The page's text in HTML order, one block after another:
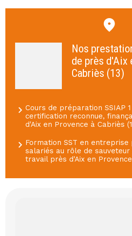
Nos
de près d'Aix
Cabriès (13)
Cours de préparation SSIAP
certification reconnue,
d'Aix en Provence à Cabriès
Formation SST en
salariés au rôle de sauveteur
travail près d'Aix en